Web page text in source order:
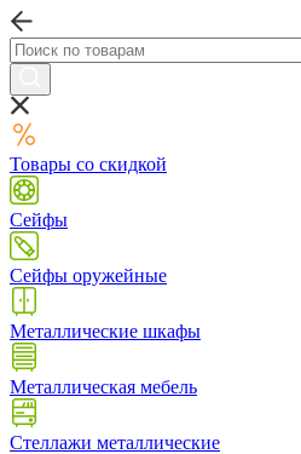
Товары со скидкой
Сейфы
Сейфы оружейные
Металлические шкафы
Металлическая мебель
Стеллажи металлические